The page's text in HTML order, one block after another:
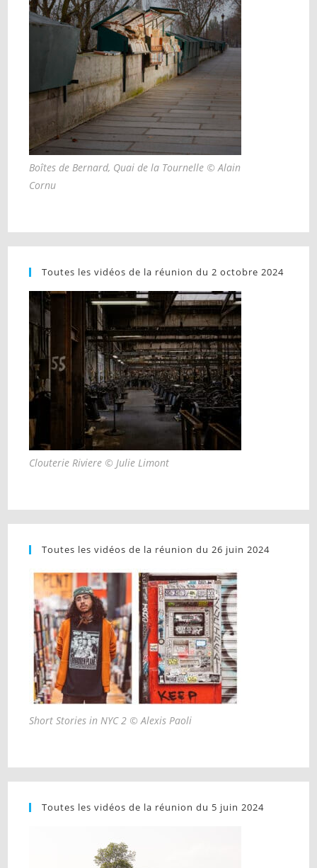
Boîtes de Bernard, Quai de la Tournelle © Alain
Cornu
Toutes les vidéos de la réunion du 2 octobre 2024
Clouterie Riviere © Julie Limont
Toutes les vidéos de la réunion du 26 juin 2024
Short Stories in NYC 2 © Alexis Paoli
Toutes les vidéos de la réunion du 5 juin 2024